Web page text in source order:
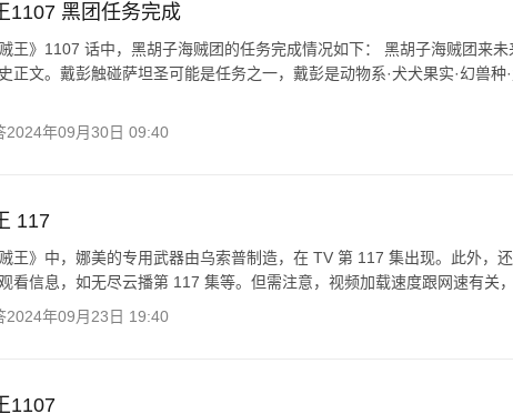
1107 黑团任务完成
王》1107 话中，黑胡子海贼团的任务完成情况如下： 黑胡子海贼团来
正文。戴彭触碰萨坦圣可能是任务之一，戴彭是动物系·犬犬果实·幻兽种
2024年09月30日 09:40
117
王》中，娜美的专用武器由乌索普制造，在 TV 第 117 集出现。此外，
看信息，如无尽云播第 117 集等。但需注意，视频加载速度跟网速有关
2024年09月23日 19:40
1107